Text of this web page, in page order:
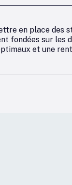
en place des
fondées sur les
et une